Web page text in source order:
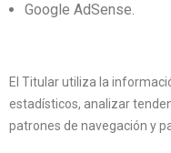
Google AdSense.
El Titular utiliza la
estadísticos, analizar
patrones de navegación y